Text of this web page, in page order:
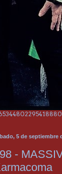
5 de septiembre
-